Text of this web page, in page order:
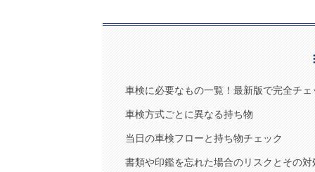
車検に必要なもの一覧！最新版で完全チ
車検方式ごとに異なる持ち物
当日の車検フローと持ち物チェック
書類や印鑑を忘れた場合のリスクとその対